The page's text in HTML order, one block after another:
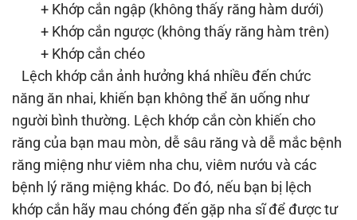
+ Khớp cắn ngập (không thấy răng hàm dưới)
+ Khớp cắn ngược (không thấy răng hàm trên)
+ Khớp cắn chéo
Lệch khớp cắn ảnh hưởng khá nhiều đến chức
năng ăn nhai, khiến bạn không thể ăn uống như
người bình thường. Lệch khớp cắn còn khiến cho
răng của bạn mau mòn, dễ sâu răng và dễ mắc bệnh
răng miệng như viêm nha chu, viêm nướu và các
bệnh lý răng miệng khác. Do đó, nếu bạn bị lệch
khớp cắn hãy mau chóng đến gặp nha sĩ để được tư